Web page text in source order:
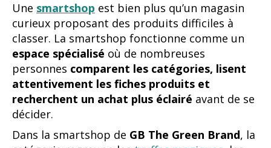
Une smartshop est bien plus qu’un magasin
curieux proposant des produits difficiles à
classer. La smartshop fonctionne comme un
espace spécialisé où de nombreuses
personnes comparent les catégories, lisent
attentivement les fiches produits et
recherchent un achat plus éclairé avant de se
décider.
Dans la smartshop de GB The Green Brand, la